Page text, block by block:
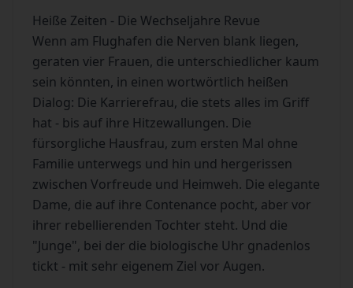
Heiße Zeiten - Die Wechseljahre Revue
Wenn am Flughafen die Nerven blank liegen,
geraten vier Frauen, die unterschiedlicher kaum
sein könnten, in einen wortwörtlich heißen
Dialog: Die Karrierefrau, die stets alles im Griff
hat - bis auf ihre Hitzewallungen. Die
fürsorgliche Hausfrau, zum ersten Mal ohne
Familie unterwegs und hin und hergerissen
zwischen Vorfreude und Heimweh. Die elegante
Dame, die auf ihre Contenance pocht, aber vor
ihrer rebellierenden Tochter steht. Und die
"Junge", bei der die biologische Uhr gnadenlos
tickt - mit sehr eigenem Ziel vor Augen.